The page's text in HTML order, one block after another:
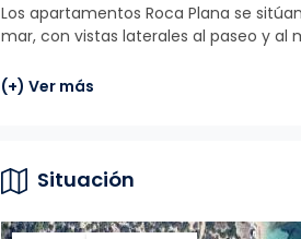
Los apartamentos Roca Plana se
mar, con vistas laterales al paseo y al
(+) Ver más
Situación